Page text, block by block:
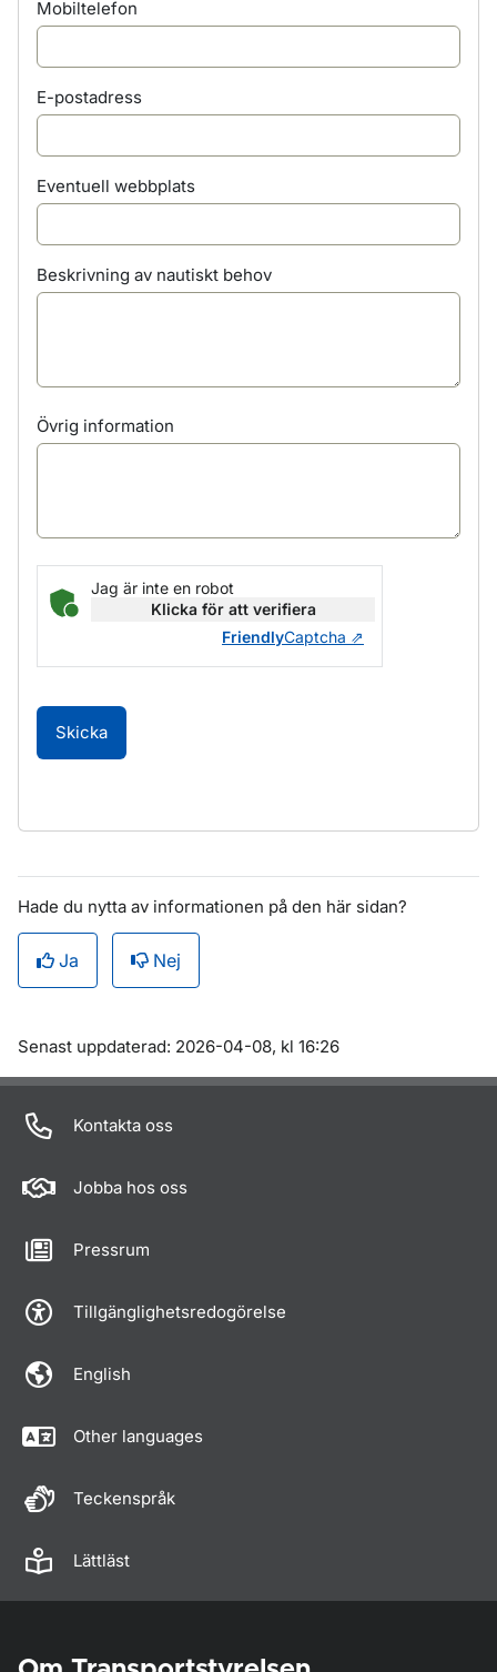
Mobiltelefon
E-postadress
Eventuell webbplats
Beskrivning av nautiskt behov
Övrig information
Jag är inte en robot
Klicka för att verifiera
FriendlyCaptcha ⇗
Skicka
Hade du nytta av informationen på den här sidan?
Ja Nej
Om sidan
Senast uppdaterad: 2026-04-08, kl 16:26
Kontakta oss
Jobba hos oss
Pressrum
Tillgänglighetsredogörelse
English
Other languages
Teckenspråk
Lättläst